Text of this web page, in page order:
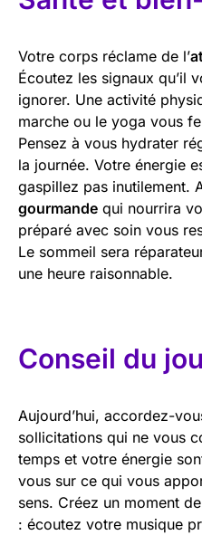
Votre corps réclame de l’
Écoutez les signaux qu’il
ignorer. Une activité
marche ou le yoga vous
Pensez à vous hydrater
la journée. Votre énergie
gaspillez pas inutilement.
gourmande qui nourrira
préparé avec soin vous
Le sommeil sera
une heure raisonnable.
Conseil du
Aujourd’hui, accordez-
sollicitations qui ne vous
temps et votre énergie
vous sur ce qui vous
sens. Créez un moment de
: écoutez votre musique